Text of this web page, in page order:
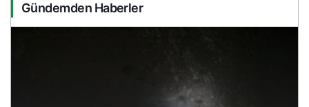
Gündemden Haberler